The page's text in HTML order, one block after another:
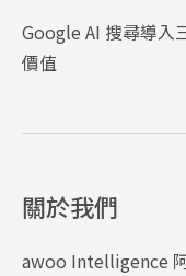
Google AI 搜尋導入
價值
關於我們
awoo Intelligence